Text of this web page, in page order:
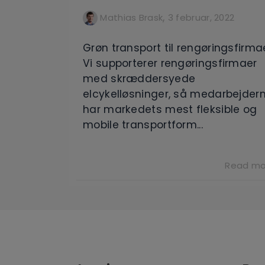
Mathias Brask, 3 februar, 2022
Grøn transport til
Vi supporterer rengøringsfirmaer
med skræddersyede
elcykelløsninger, så
har markedets mest fleksible og
mobile transportform...
Read